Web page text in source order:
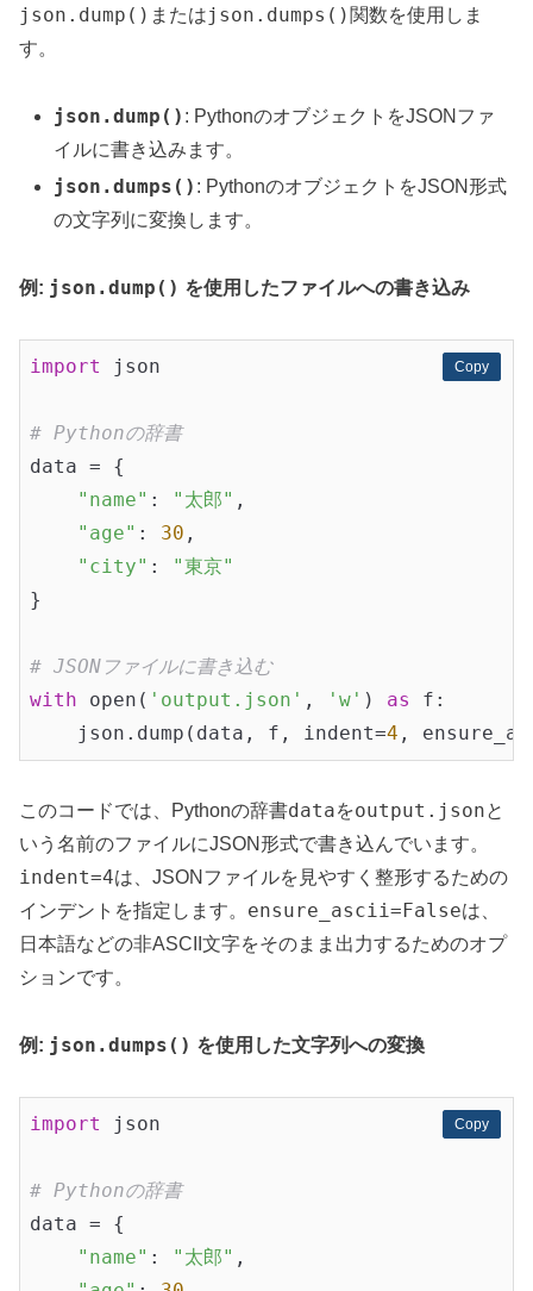
json.dump() またはjson.dumps() 関数を使用しま
す。
json.dump() : PythonのオブジェクトをJSONファ
イルに書き込みます。
json.dumps() : PythonのオブジェクトをJSON形式
の文字列に変換します。
例: json.dump() を使用したファイルへの書き込み
Copy
Copy
import json
# Pythonの辞書
data = {
"name" : "太郎" ,
"age" : 30 ,
"city" :
"東京"
}
# JSONファイルに書き込む
with open( 'output.json' , 'w' ) as
f:
    json.dump(data, f, indent=
4 ,
このコードでは、Pythonの辞書dataをoutput.jsonと
いう名前のファイルにJSON形式で書き込んでいます。
indent=4は、JSONファイルを見やすく整形するための
インデントを指定します。 ensure_ascii=Falseは、
日本語などの非ASCII文字をそのまま出力するためのオプ
ションです。
例: json.dumps() を使用した文字列への変換
Copy
Copy
import json
# Pythonの辞書
data = {
"name" : "太郎" ,